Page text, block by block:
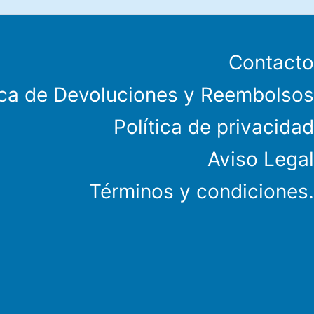
Contacto
de Devoluciones y Reembolsos
Política de privacidad
Aviso Legal
Términos y condiciones.